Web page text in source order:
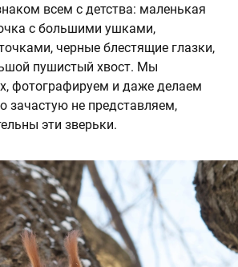
всем с детства: маленькая
с большими ушками,
черные блестящие глазки,
пушистый хвост. Мы
фотографируем и даже делаем
зачастую не представляем,
эти зверьки.